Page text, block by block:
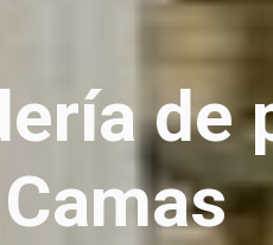
de
Camas